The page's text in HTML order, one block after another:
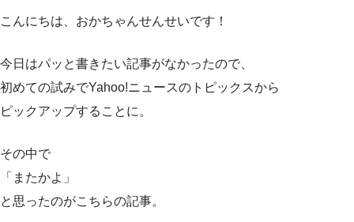
こんにちは、おかちゃんせんせいです！
今日はパッと書きたい記事がなかったので、
初めての試みでYahoo!ニュースのトピックスから
ピックアップすることに。
その中で
「またかよ」
と思ったのがこちらの記事。